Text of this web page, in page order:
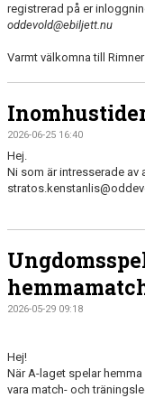
registrerad på er
oddevold@ebiljett.nu
Varmt välkomna till
2026-06-25 16:40
Hej.
Ni som är intresserade av
2026-05-29 09:18
Hej!
När A-laget spelar
vara match- och